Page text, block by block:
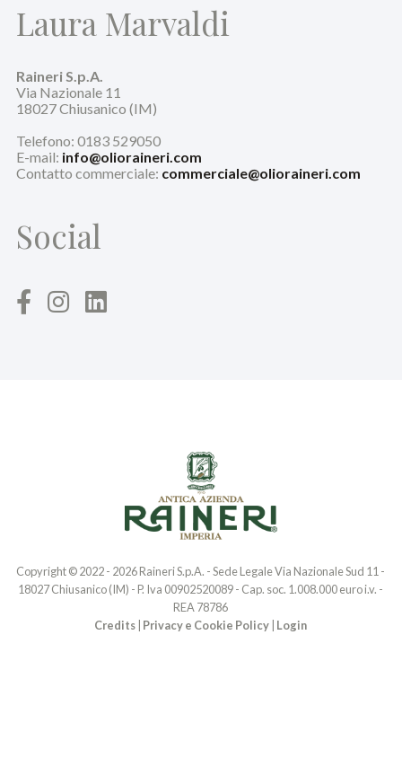
Laura Marvaldi
Raineri S.p.A.
Via Nazionale 11
18027 Chiusanico (IM)
Telefono: 0183 529050
E-mail: info@olioraineri.com
Contatto commerciale: commerciale@olioraineri.com
Social
Copyright © 2022 - 2026 Raineri S.p.A. - Sede Legale Via Nazionale Sud 11 -
18027 Chiusanico (IM) - P. Iva 00902520089 - Cap. soc. 1.008.000 euro i.v. -
REA 78786
Credits Privacy e Cookie Policy Login